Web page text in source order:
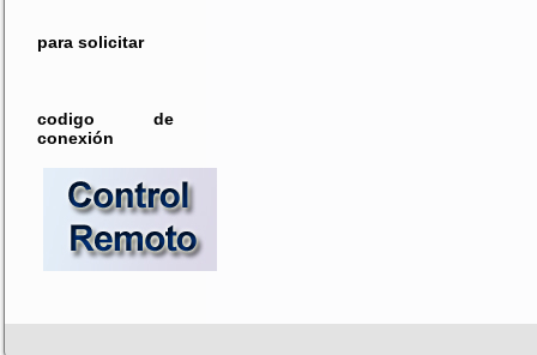
para solicitar
codigo de
conexión